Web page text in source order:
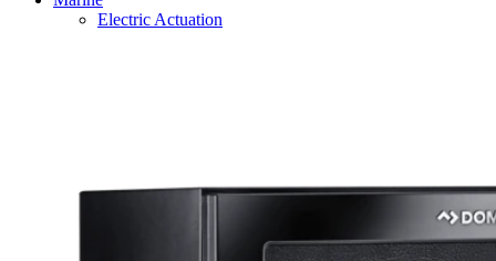
Electric Actuation